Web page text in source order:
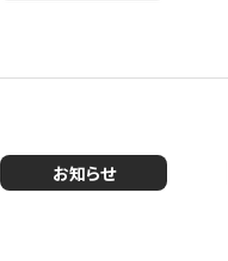
お知らせ